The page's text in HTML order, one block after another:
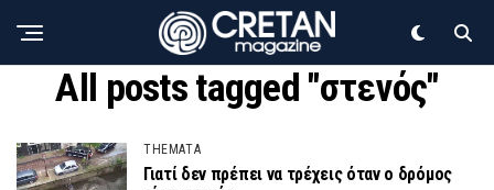
All posts tagged "στενός"
THEMATA
Γιατί δεν πρέπει να τρέχεις όταν ο δρόμος